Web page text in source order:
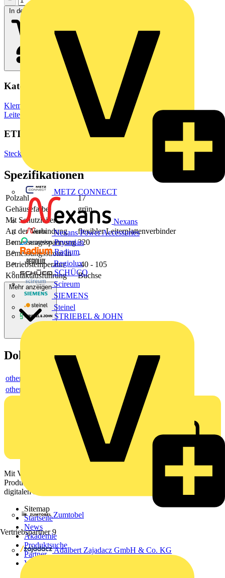
METZ CONNECT
Nexans
Nexans Power Accessories
Prysmian
Radium
Regiolux
SCHÜCO
Scireum
SIEMENS
Steinel
STRIEBEL & JOHN
Zumtobel
Vertriebspartner 9
Adalbert Zajadacz GmbH & Co. KG
In den Warenkorb
Kategorien
Klemmen, Steckverbinder & Verbindungselemente
Leiterplattensteckverbinder
ETIM Group
Steckverbinder
Spezifikationen
Polzahl
17
Gehäusefarbe
grün
Mit Schutzleiter
-
Art der Verbindung
flexibler Leiterplattenverbinder
Bemessungsspannung 320
Bemessungsstrom In
-
Betriebstemperatur
-40 - 105
Kontaktausführung
Buchse
Mehr anzeigen
Dokumente
others
others
Mit Voltimum erhalten Elektrofachkräfte Zugang zu Branchennews,
Produktinformationen, Schulungen und Tools – alles auf einer
digitalen Plattform und Community.
Sitemap
Startseite
News
Akademie
Produktsuche
Partner
Voltimum+